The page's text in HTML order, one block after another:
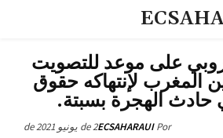
على موعد للتصويت
المغرب لإنتهاكه حقوق
الهجرة بسبتة.
Por
ECSAHARAUI2 de يونيو de 2021